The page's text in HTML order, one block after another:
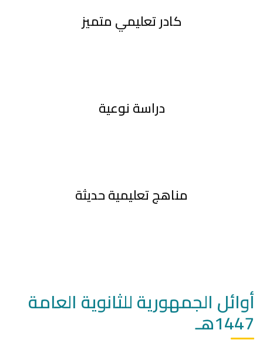
كادر تعليمي متميز
دراسة نوعية
مناهج تعليمية حديثة
أوائل الجمهورية للثانوية العامة
1447هـ